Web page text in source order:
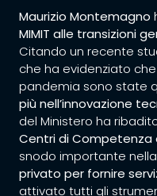
Maurizio Montemagno
MIMIT alle transizioni
Citando un recente
che ha evidenziato
pandemia sono state
più nell’innovazione
del Ministero ha
Centri di Competenza
snodo importante nella
privato per fornire
attivato tutti gli